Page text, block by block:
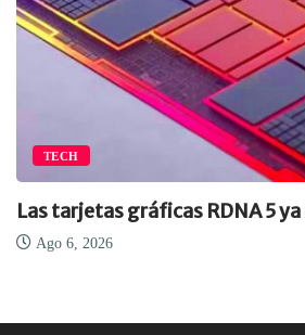
Continúan inversiones en
Ago 6, 2026